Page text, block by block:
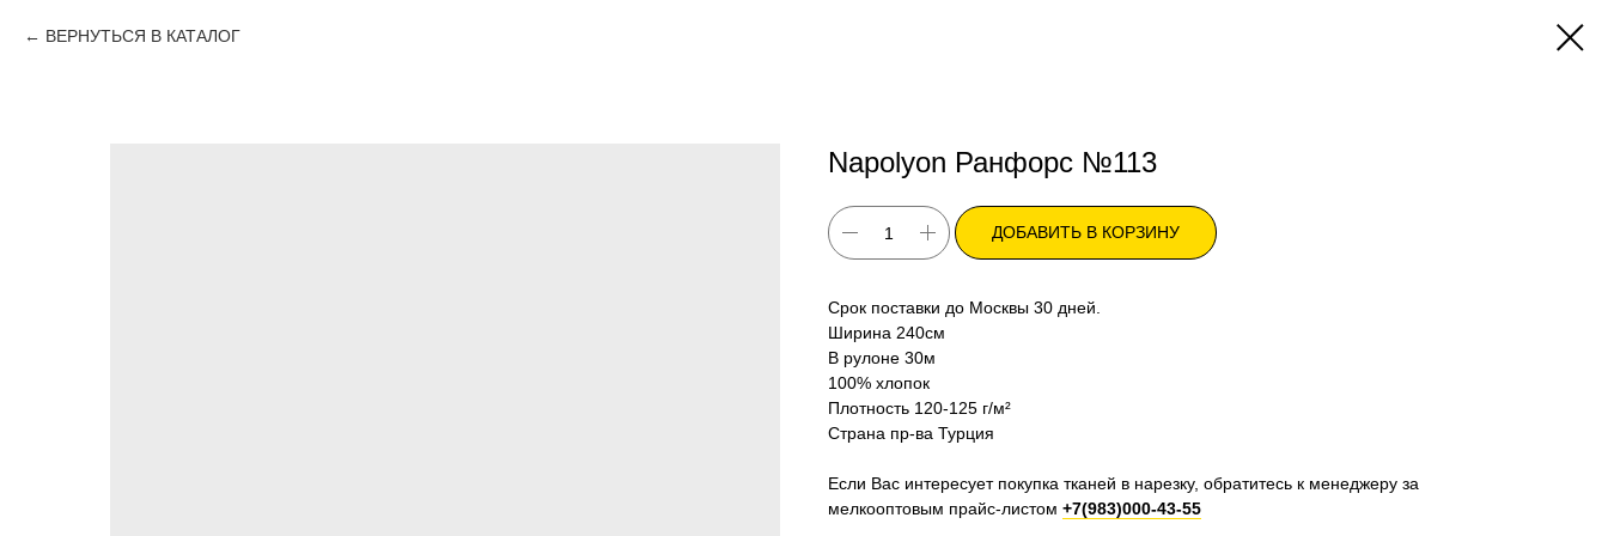
ВЕРНУТЬСЯ В КАТАЛОГ
Napolyon Ранфорс №113
ДОБАВИТЬ В КОРЗИНУ
Срок поставки до Москвы 30 дней.
Ширина 240см
В рулоне 30м
100% хлопок
Плотность 120-125 г/м²
Страна пр-ва Турция
Если Вас интересует покупка тканей в нарезку, обратитесь к менеджеру за
мелкооптовым прайс-листом +7(983)000-43-55